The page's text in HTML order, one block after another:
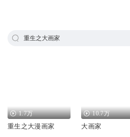
重生之大画家
1.7万
重生之大漫画家
10.7万
大画家